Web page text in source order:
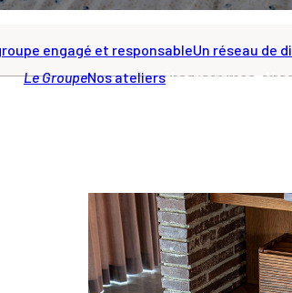
Le GroupeNos ateliersNos marques
engagé et responsableUn réseau de